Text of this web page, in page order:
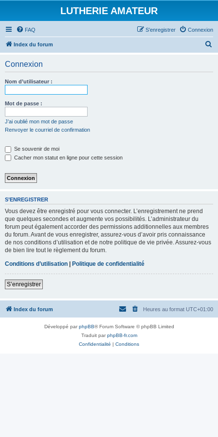
LUTHERIE AMATEUR
FAQ Connexion
S’enregistrer
Index du forum
Connexion
Nom d’utilisateur :
Mot de passe :
J’ai oublié mon mot de passe
Renvoyer le courriel de confirmation
Se souvenir de moi
Cacher mon statut en ligne pour cette session
S’ENREGISTRER
Vous devez être enregistré pour vous connecter. L’enregistrement ne prend
que quelques secondes et augmente vos possibilités. L’administrateur du
forum peut également accorder des permissions additionnelles aux membres
du forum. Avant de vous enregistrer, assurez-vous d’avoir pris connaissance
de nos conditions d’utilisation et de notre politique de vie privée. Assurez-vous
de bien lire tout le règlement du forum.
Conditions d’utilisation | Politique de confidentialité
S’enregistrer
Index du forum Heures au format UTC+01:00
Développé parphpBB® Forum Software © phpBB Limited
Traduit parphpBB-fr.com
Confidentialité | Conditions